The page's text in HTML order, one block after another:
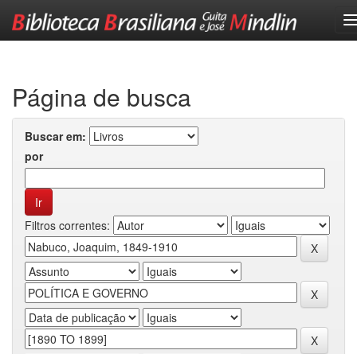
Página de busca
Buscar em:
por
Filtros correntes: